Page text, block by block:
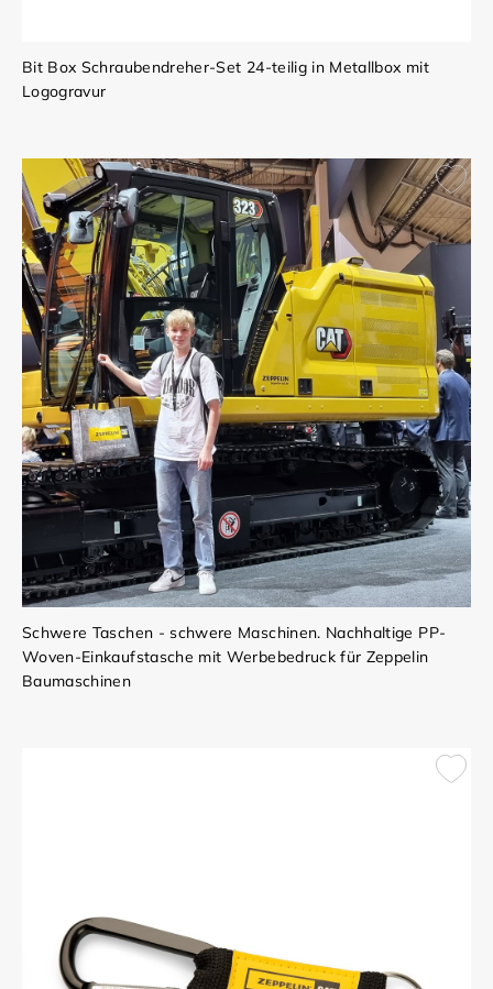
Bit Box Schraubendreher-Set 24-teilig in Metallbox mit
Logogravur
Schwere Taschen - schwere Maschinen. Nachhaltige PP-
Woven-Einkaufstasche mit Werbebedruck für Zeppelin
Baumaschinen